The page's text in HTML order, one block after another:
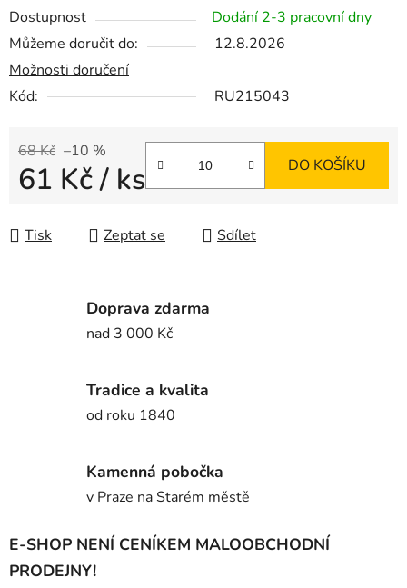
Dostupnost
Dodání 2-3 pracovní dny
Můžeme doručit do:
12.8.2026
Možnosti doručení
Kód:
RU215043
68 Kč –10 %
61 Kč/ ks DO KOŠÍKU
Tisk Zeptat se Sdílet
Doprava zdarma
nad 3 000 Kč
Tradice a kvalita
od roku 1840
Kamenná pobočka
v Praze na Starém městě
E-SHOP NENÍ CENÍKEM MALOOBCHODNÍ
PRODEJNY!